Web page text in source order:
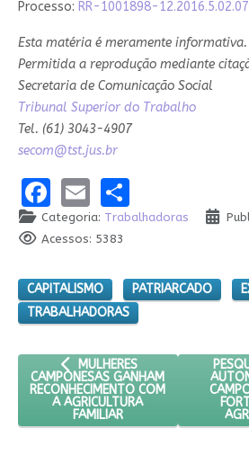
Processo: RR-1001898-
Esta matéria é meramente informativa.
Permitida a reprodução mediante
Secretaria de Comunicação Social
Tribunal Superior do Trabalho
Tel. (61) 3043-4907
secom@tst.jus.br
Facebook
EmailShare
Categoria: Trabalhadoras
Acessos: 5383
CAPITALISMO PATRIARCADO
TRABALHADORAS
ARTIGO ANTERIOR: MULHERES
MULHERES
CAMPONESAS GANHAM
RECONHECIMENTO COM
A AGRICULTURA
FAMILIAR